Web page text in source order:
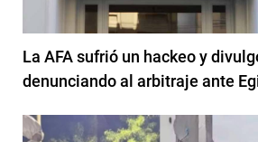
La AFA sufrió un hackeo y
denunciando al arbitraje ante